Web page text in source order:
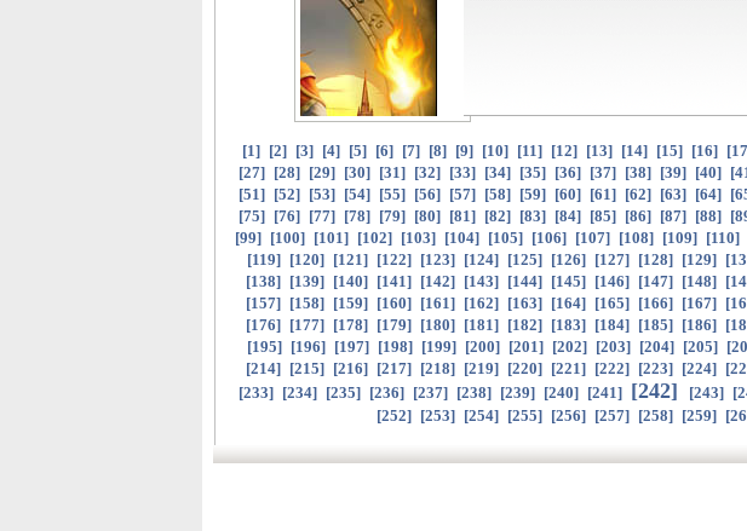
[1] [2] [3] [4] [5] [6] [7] [8] [9] [10] [11] [12] [13] [14] [15] [16] [17
[27] [28] [29] [30] [31] [32] [33] [34] [35] [36] [37] [38] [39] [40] [
[51] [52] [53] [54] [55] [56] [57] [58] [59] [60] [61] [62] [63] [64] [
[75] [76] [77] [78] [79] [80] [81] [82] [83] [84] [85] [86] [87] [88] [
[99] [100] [101] [102] [103] [104] [105] [106] [107] [108] [109] [110]
[119] [120] [121] [122] [123] [124] [125] [126] [127] [128] [129] [
[138] [139] [140] [141] [142] [143] [144] [145] [146] [147] [148] [
[157] [158] [159] [160] [161] [162] [163] [164] [165] [166] [167] [
[176] [177] [178] [179] [180] [181] [182] [183] [184] [185] [186] [
[195] [196] [197] [198] [199] [200] [201] [202] [203] [204] [205] [
[214] [215] [216] [217] [218] [219] [220] [221] [222] [223] [224] [
[233] [234] [235] [236] [237] [238] [239] [240] [241] [242] [243] [
[252] [253] [254] [255] [256] [257] [258] [259] [